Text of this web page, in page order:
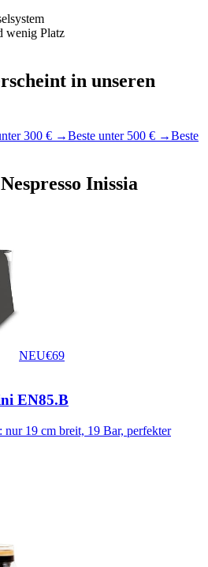
wenig Platz
in unseren
300 € →Beste unter 500 € →Beste
Nespresso Inissia
NEU€69
EN85.B
nur 19 cm breit, 19 Bar, perfekter